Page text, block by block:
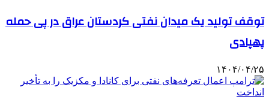
توقف تولید یک میدان نفتی کردستان عراق در پی حمله
پهپادی
۱۴۰۴/۰۴/۲۵